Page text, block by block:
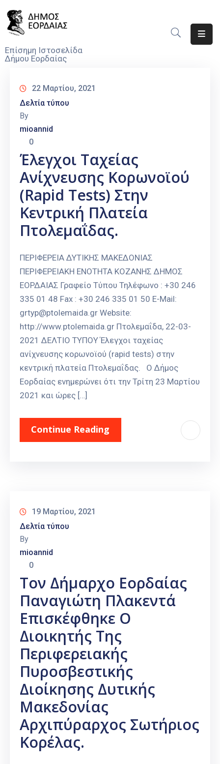
Επίσημη Ιστοσελίδα
Δήμου Εορδαίας
Νέα
Υπηρεσίες
Του
Δήμου
Προσκλήσεις
Αποφάσεις
Τηλέφωνα
Καιρός
22 Μαρτίου, 2021
Δελτία τύπου
By
mioannid
0
Έλεγχοι Ταχείας
Ανίχνευσης Κορωνοϊού
(rapid Tests) Στην
Κεντρική Πλατεία
Πτολεμαΐδας.
ΠΕΡΙΦΕΡΕΙΑ ΔΥΤΙΚΗΣ ΜΑΚΕΔΟΝΙΑΣ
ΠΕΡΙΦΕΡΕΙΑΚΗ ΕΝΟΤΗΤΑ ΚΟΖΑΝΗΣ ΔΗΜΟΣ
ΕΟΡΔΑΙΑΣ Γραφείο Τύπου Τηλέφωνο : +30 246
335 01 48 Fax : +30 246 335 01 50 E-Mail:
grtyp@ptolemaida.gr Website:
http://www.ptolemaida.gr Πτολεμαΐδα, 22-03-
2021 ΔΕΛΤΙΟ ΤΥΠΟΥ Έλεγχοι ταχείας
ανίχνευσης κορωνοϊού (rapid tests) στην
κεντρική πλατεία Πτολεμαΐδας. Ο Δήμος
Εορδαίας ενημερώνει ότι την Τρίτη 23 Μαρτίου
2021 και ώρες […]
Continue Reading
19 Μαρτίου, 2021
Δελτία τύπου
By
mioannid
0
Τον Δήμαρχο Εορδαίας
Παναγιώτη Πλακεντά
Επισκέφθηκε Ο
Διοικητής Της
Περιφερειακής
Πυροσβεστικής
Διοίκησης Δυτικής
Μακεδονίας
Αρχιπύραρχος Σωτήριος
Κορέλας.